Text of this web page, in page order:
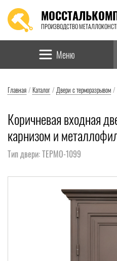
ПРОИЗВОДСТВО
Найти:
Меню
Главная / Каталог / Двери с терморазрывом /
Коричневая входная
карнизом и
Тип двери: ТЕРМО-1099